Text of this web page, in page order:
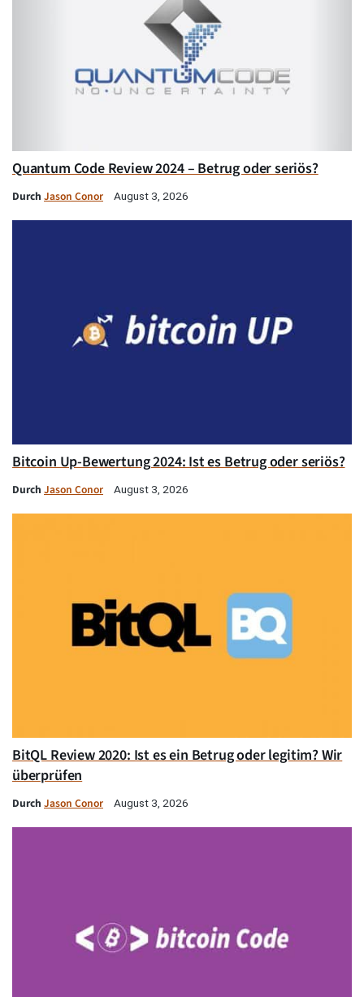
Quantum Code Review 2024 – Betrug oder seriös?
Durch Jason Conor August 3, 2026
Bitcoin Up-Bewertung 2024: Ist es Betrug oder seriös?
Durch Jason Conor August 3, 2026
BitQL Review 2020: Ist es ein Betrug oder legitim? Wir
überprüfen
Durch Jason Conor August 3, 2026